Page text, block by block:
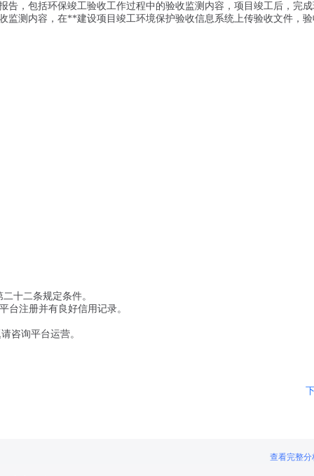
告，包括环保竣工验收工作过程中的验收监测内容，项目竣工后，完
监测内容，在**建设项目竣工环境保护验收信息系统上传验收文件，
十二条规定条件。
台注册并有良好信用记录。
咨询平台运营。
查看完整分